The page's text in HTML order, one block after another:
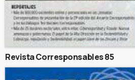
Revista Corresponsables 85